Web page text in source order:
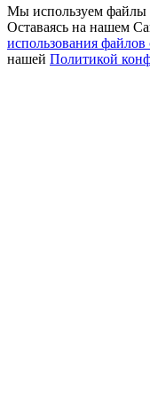
Мы используем файлы
Оставаясь на нашем
использования файлов
нашей Политикой